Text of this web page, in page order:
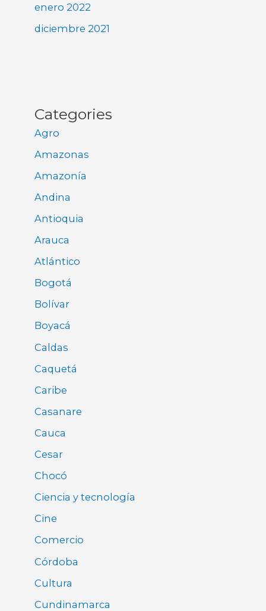
enero 2022
diciembre 2021
Categories
Agro
Amazonas
Amazonía
Andina
Antioquia
Arauca
Atlántico
Bogotá
Bolívar
Boyacá
Caldas
Caquetá
Caribe
Casanare
Cauca
Cesar
Chocó
Ciencia y tecnología
Cine
Comercio
Córdoba
Cultura
Cundinamarca